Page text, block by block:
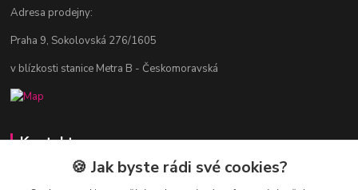
Adresa prodejny:
Praha 9, Sokolovská 276/1605
v blízkosti stanice Metra B - Českomoravská
Kontakty
Jitka Vlasáková
🍪 Jak byste rádi své cookies?